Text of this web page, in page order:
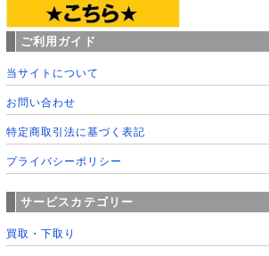
ご利用ガイド
当サイトについて
お問い合わせ
特定商取引法に基づく表記
プライバシーポリシー
サービスカテゴリー
買取・下取り